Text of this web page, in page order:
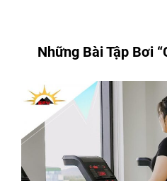
Những Bài Tập Bơi